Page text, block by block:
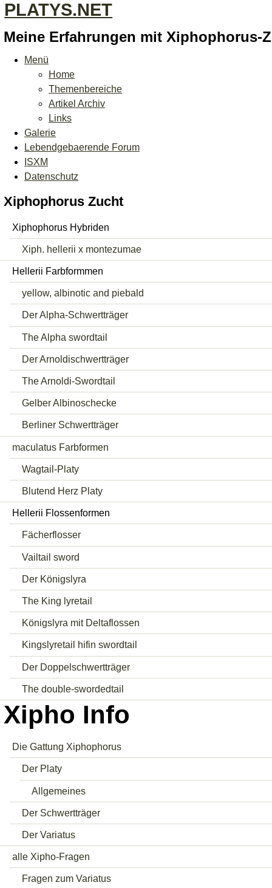
PLATYS.NET
Meine Erfahrungen mit Xiphophorus-
Menü
Home
Themenbereiche
Artikel Archiv
Links
Galerie
Lebendgebaerende Forum
ISXM
Datenschutz
Xiphophorus Zucht
Xiphophorus Hybriden
Xiph. hellerii x montezumae
Hellerii Farbformmen
yellow, albinotic and piebald
Der Alpha-Schwertträger
The Alpha swordtail
Der Arnoldischwertträger
The Arnoldi-Swordtail
Gelber Albinoschecke
Berliner Schwertträger
maculatus Farbformen
Wagtail-Platy
Blutend Herz Platy
Hellerii Flossenformen
Fächerflosser
Vailtail sword
Der Königslyra
The King lyretail
Königslyra mit Deltaflossen
Kingslyretail hifin swordtail
Der Doppelschwertträger
The double-swordedtail
Xipho Info
Die Gattung Xiphophorus
Der Platy
Allgemeines
Der Schwertträger
Der Variatus
alle Xipho-Fragen
Fragen zum Variatus